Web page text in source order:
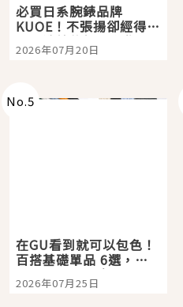
必買日系腕錶品牌
KUOE！不張揚卻經得起
時間洗鍊的經典之作五
選
2026年07月20日
No.5
在GU看到就可以包色！
百搭基礎單品 6選，閉
眼全收也不心疼
2026年07月25日